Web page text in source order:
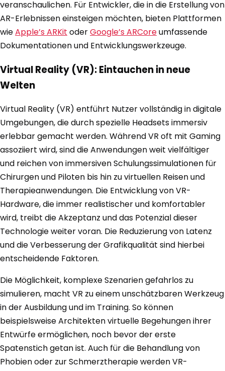
veranschaulichen. Für Entwickler, die in die Erstellung von
AR-Erlebnissen einsteigen möchten, bieten Plattformen
wieApple’s ARKit oderGoogle’s ARCoreumfassende
Dokumentationen und Entwicklungswerkzeuge.
Virtual Reality (VR): Eintauchen in neue
Welten
Virtual Reality (VR) entführt Nutzer vollständig in digitale
Umgebungen, die durch spezielle Headsets immersiv
erlebbar gemacht werden. Während VR oft mit Gaming
assoziiert wird, sind die Anwendungen weit vielfältiger
und reichen von immersiven Schulungssimulationen für
Chirurgen und Piloten bis hin zu virtuellen Reisen und
Therapieanwendungen. Die Entwicklung von VR-
Hardware, die immer realistischer und komfortabler
wird, treibt die Akzeptanz und das Potenzial dieser
Technologie weiter voran. Die Reduzierung von Latenz
und die Verbesserung der Grafikqualität sind hierbei
entscheidende Faktoren.
Die Möglichkeit, komplexe Szenarien gefahrlos zu
simulieren, macht VR zu einem unschätzbaren Werkzeug
in der Ausbildung und im Training. So können
beispielsweise Architekten virtuelle Begehungen ihrer
Entwürfe ermöglichen, noch bevor der erste
Spatenstich getan ist. Auch für die Behandlung von
Phobien oder zur Schmerztherapie werden VR-